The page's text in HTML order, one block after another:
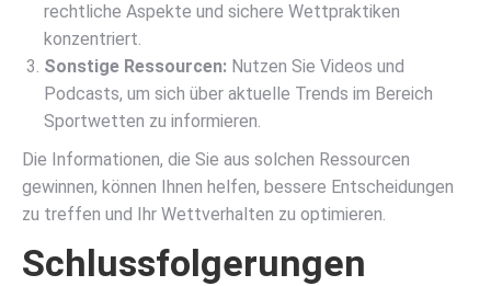
rechtliche Aspekte und sichere Wettpraktiken
konzentriert.
Sonstige Ressourcen: Nutzen Sie Videos und
Podcasts, um sich über aktuelle Trends im Bereich
Sportwetten zu informieren.
Die Informationen, die Sie aus solchen Ressourcen
gewinnen, können Ihnen helfen, bessere Entscheidungen
zu treffen und Ihr Wettverhalten zu optimieren.
Schlussfolgerungen